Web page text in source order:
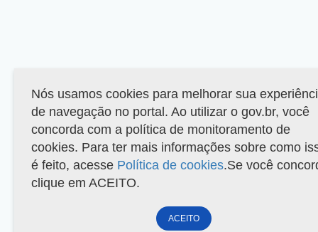
Nós usamos cookies para melhorar sua
de navegação no portal. Ao utilizar o gov.br, você
concorda com a política de monitoramento de
cookies. Para ter mais informações sobre como
é feito, acesse Política de cookies.Se você
clique em ACEITO.
ACEITO